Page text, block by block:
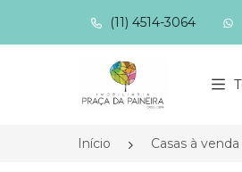
(11) 4514-3064
Página inicial
Início Casas à venda